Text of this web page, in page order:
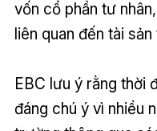
vốn cổ phần tư
liên quan đến tài
EBC lưu ý rằng thời
đáng chú ý vì nhiều